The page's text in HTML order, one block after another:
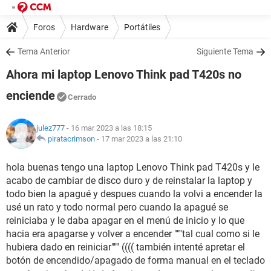
Foros Hardware Portátiles
Tema Anterior Siguiente Tema
Ahora mi laptop Lenovo Think pad T420s no
enciende
Cerrado
julez777 - 16 mar 2023 a las 18:15
piratacrimson - 17 mar 2023 a las 21:10
hola buenas tengo una laptop Lenovo Think pad T420s y le
acabo de cambiar de disco duro y de reinstalar la laptop y
todo bien la apagué y despues cuando la volvi a encender la
usé un rato y todo normal pero cuando la apagué se
reiniciaba y le daba apagar en el menú de inicio y lo que
hacia era apagarse y volver a encender """tal cual como si le
hubiera dado en reiniciar""" (((( también intenté apretar el
botón de encendido/apagado de forma manual en el teclado